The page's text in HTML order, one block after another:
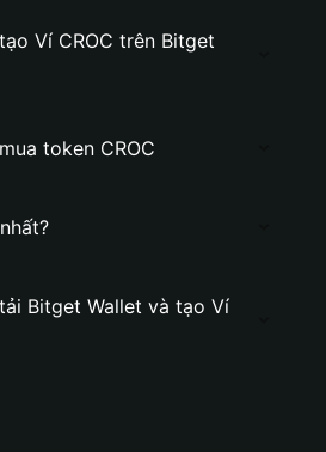
Ví CROC trên Bitget
token CROC
Bitget Wallet và tạo Ví